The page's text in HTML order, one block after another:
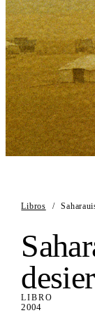
Libros /
LIBRO
2004